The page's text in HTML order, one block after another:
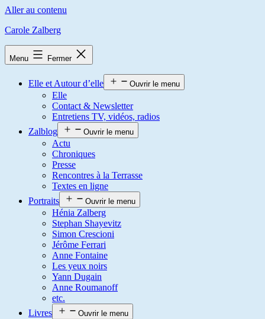
Aller au contenu
Carole Zalberg
Menu Fermer
Elle et Autour d’elle Ouvrir le menu
Elle
Contact & Newsletter
Entretiens TV, vidéos, radios
Zalblog
Ouvrir le menu
Actu
Chroniques
Presse
Rencontres à la Terrasse
Textes en ligne
Portraits
Ouvrir le menu
Hénia Zalberg
Stephan Shayevitz
Simon Crescioni
Jérôme Ferrari
Anne Fontaine
Les yeux noirs
Yann Dugain
Anne Roumanoff
etc.
Livres
Ouvrir le menu